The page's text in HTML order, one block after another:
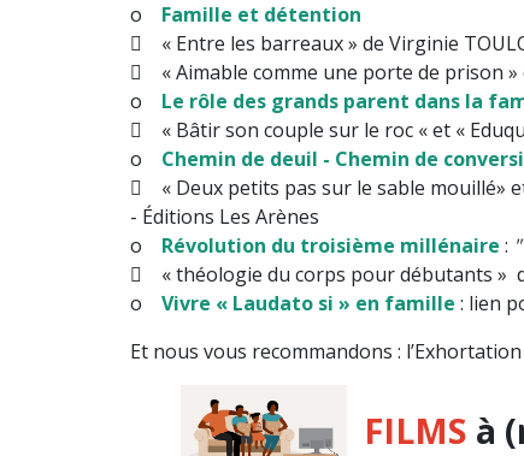
o Famille et détention
 « Entre les barreaux » de Virginie
 « Aimable comme une porte de prison »
o Le rôle des grands parent dans la
 « Bâtir son couple sur le roc « et «
o
Chemin de deuil - Chemin de
 « Deux petits pas sur
- Éditions Les Arènes
o
Révolution du troisième millénaire :
 « théologie du corps pour débutants »
o Vivre « Laudato si » en famille : lien
Et nous vous recommandons :
FILMS à